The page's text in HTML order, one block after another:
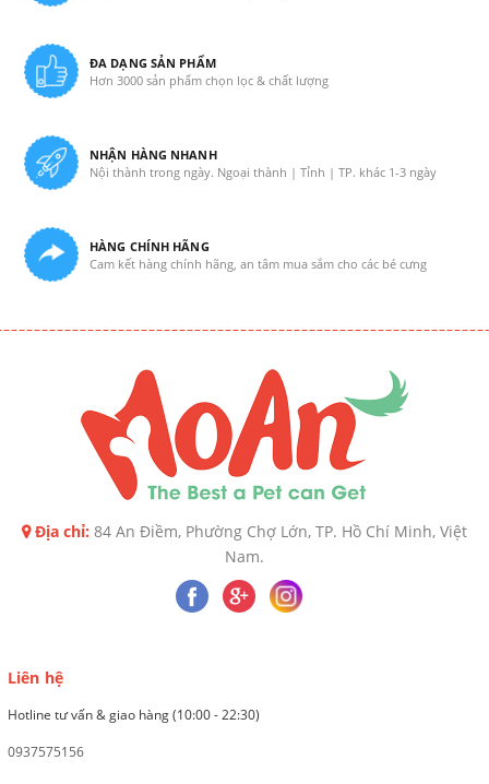
ĐA DẠNG SẢN PHẨM
Hơn 3000 sản phẩm chọn lọc & chất lượng
NHẬN HÀNG NHANH
Nội thành trong ngày. Ngoại thành | Tỉnh | TP. khác 1-3 ngày
HÀNG CHÍNH HÃNG
Cam kết hàng chính hãng, an tâm mua sắm cho các bé cưng
Địa chỉ: 84 An Điềm, Phường Chợ Lớn, TP. Hồ Chí Minh, Việt
Nam.
Liên hệ
Hotline tư vấn & giao hàng (10:00 - 22:30)
0937575156